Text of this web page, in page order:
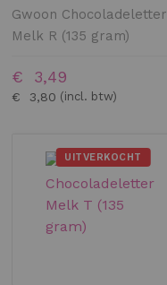
Gwoon Chocoladeletter
Melk R (135 gram)
€ 3,80
€ 3,49
UITVERKOCHT